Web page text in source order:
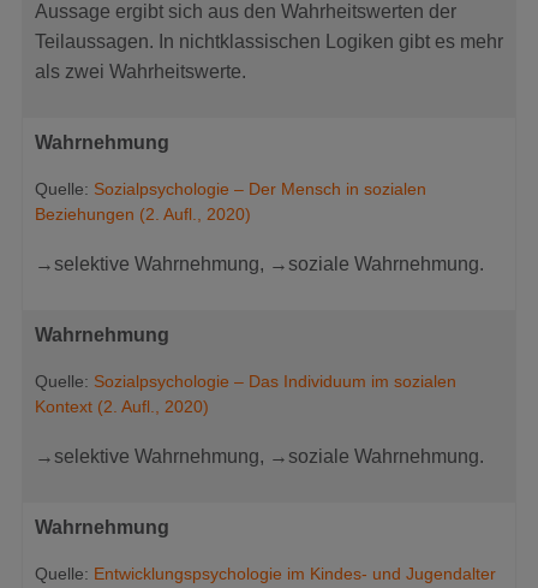
Aussage ergibt sich aus den Wahrheitswerten der
Teilaussagen. In nichtklassischen Logiken gibt es mehr
als zwei Wahrheitswerte.
Wahrnehmung
Quelle: Sozialpsychologie – Der Mensch in sozialen
Beziehungen (2. Aufl., 2020)
→selektive Wahrnehmung, →soziale Wahrnehmung.
Wahrnehmung
Quelle: Sozialpsychologie – Das Individuum im sozialen
Kontext (2. Aufl., 2020)
→selektive Wahrnehmung, →soziale Wahrnehmung.
Wahrnehmung
Quelle: Entwicklungspsychologie im Kindes- und Jugendalter